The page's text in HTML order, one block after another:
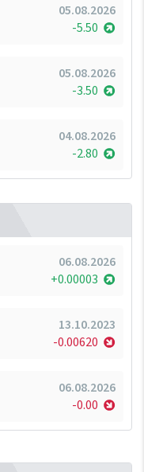
05.08.2026
-5.50
05.08.2026
-3.50
04.08.2026
-2.80
06.08.2026
+0.00003
13.10.2023
-0.00620
06.08.2026
-0.00